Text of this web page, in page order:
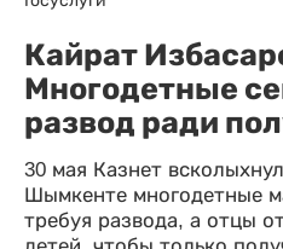
Кайрат
Многодетные
развод ради
30 мая Казнет
Шымкенте многодетные
требуя развода, а отцы